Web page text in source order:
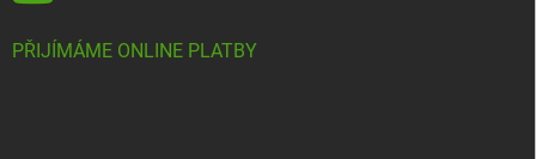
PŘIJÍMÁME ONLINE PLATBY